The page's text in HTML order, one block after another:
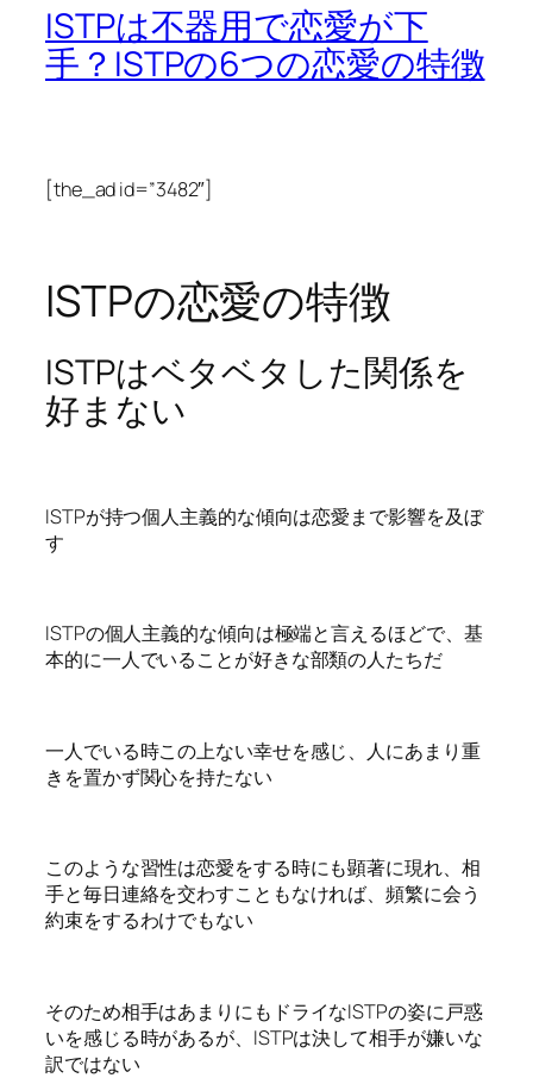
ISTPは不器用で恋愛が下
手？ISTPの6つの恋愛の特徴
[the_ad id=”3482″]
ISTPの恋愛の特徴
ISTPはベタベタした関係を
好まない
ISTPが持つ個人主義的な傾向は恋愛まで影響を及ぼ
す
ISTPの個人主義的な傾向は極端と言えるほどで、基
本的に一人でいることが好きな部類の人たちだ
一人でいる時この上ない幸せを感じ、人にあまり重
きを置かず関心を持たない
このような習性は恋愛をする時にも顕著に現れ、相
手と毎日連絡を交わすこともなければ、頻繁に会う
約束をするわけでもない
そのため相手はあまりにもドライなISTPの姿に戸惑
いを感じる時があるが、ISTPは決して相手が嫌いな
訳ではない